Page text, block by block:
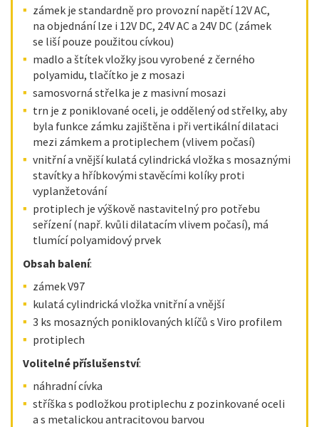
zámek je standardně pro provozní napětí 12V AC,
na objednání lze i 12V DC, 24V AC a 24V DC (zámek
se liší pouze použitou cívkou)
madlo a štítek vložky jsou vyrobené z černého
polyamidu, tlačítko je z mosazi
samosvorná střelka je z masivní mosazi
trn je z poniklované oceli, je oddělený od střelky, aby
byla funkce zámku zajištěna i při vertikální dilataci
mezi zámkem a protiplechem (vlivem počasí)
vnitřní a vnější kulatá cylindrická vložka s mosaznými
stavítky a hříbkovými stavěcími kolíky proti
vyplanžetování
protiplech je výškově nastavitelný pro potřebu
seřízení (např. kvůli dilatacím vlivem počasí), má
tlumící polyamidový prvek
Obsah balení:
zámek V97
kulatá cylindrická vložka vnitřní a vnější
3 ks mosazných poniklovaných klíčů s Viro profilem
protiplech
Volitelné příslušenství:
náhradní cívka
stříška s podložkou protiplechu z pozinkované oceli
a s metalickou antracitovou barvou